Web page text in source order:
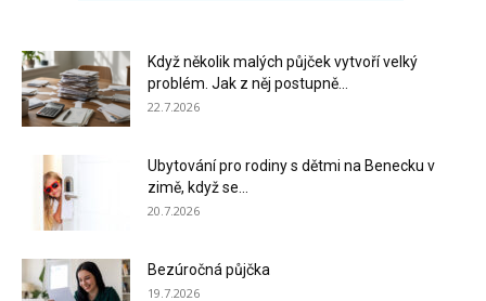
Když několik malých půjček vytvoří velký
problém. Jak z něj postupně...
22.7.2026
Ubytování pro rodiny s dětmi na Benecku v
zimě, když se...
20.7.2026
Bezúročná půjčka
19.7.2026